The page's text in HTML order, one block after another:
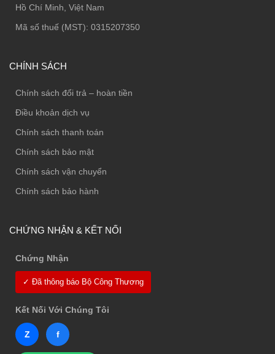
Hồ Chí Minh, Việt Nam
Mã số thuế (MST): 0315207350
CHÍNH SÁCH
Chính sách đổi trả – hoàn tiền
Điều khoản dịch vụ
Chính sách thanh toán
Chính sách bảo mật
Chính sách vận chuyển
Chính sách bảo hành
CHỨNG NHẬN & KẾT NỐI
Chứng Nhận
✓ Đã thông báo Bộ Công Thương
Kết Nối Với Chúng Tôi
Z f